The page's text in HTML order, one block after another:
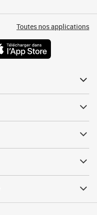
Toutes nos applications